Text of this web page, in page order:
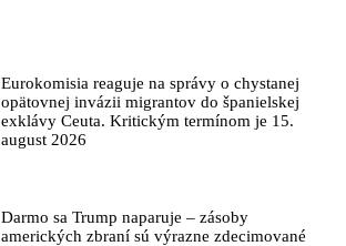
Eurokomisia reaguje na správy o chystanej
opätovnej invázii migrantov do španielskej
exklávy Ceuta. Kritickým termínom je 15.
august 2026
Darmo sa Trump naparuje – zásoby
amerických zbraní sú výrazne zdecimované